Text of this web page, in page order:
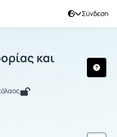
Σύνδεση
Πληροφορίας και
και